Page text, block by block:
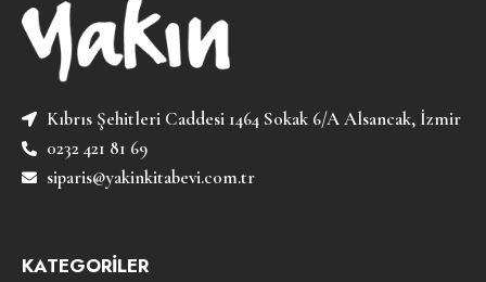
Kıbrıs Şehitleri Caddesi 1464 Sokak 6/A Alsancak, İzmir
0232 421 81 69
siparis@yakinkitabevi.com.tr
KATEGORİLER